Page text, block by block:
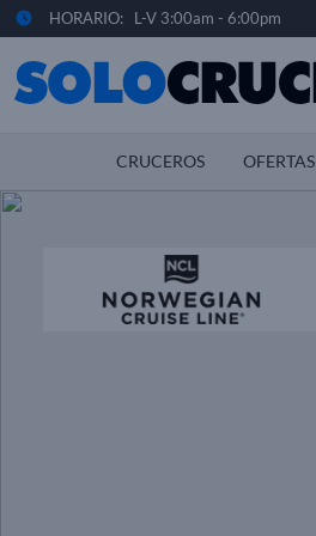
HORARIO: L-V 3:00am - 6:00pm
CRUCEROS OFERTAS